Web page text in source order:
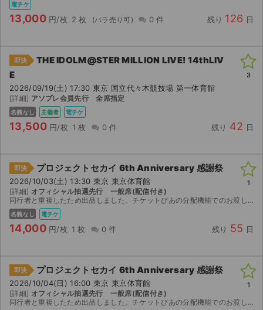
電チケ
13,000 円/枚 2 枚 0 件 残り 126 日
即決
THE IDOLM@STER MILLION LIVE! 14thLIV
E
2026/09/19(土) 17:30 東京 国立代々木競技場 第一体育館
[詳細] アソプレ会員先行 全席指定
名義なし 主催者 電チケ
13,500 円/枚 1 枚 0 件 残り 42 日
3
即決 プロジェクトセカイ 6th Anniversary 感謝祭
2026/10/03(土) 13:30 東京 東京体育館
[詳細] オフィシャル抽選先行 一般席(配信付き)
同行者と重複したため出品しました。チケットぴあの分配機能でのお渡しになるため、分配可能になり次第お渡します。座席位置については現時点不明です。配信付になります。
名義なし 電チケ
14,000 円/枚 1 枚 0 件 残り 55 日
1
即決 プロジェクトセカイ 6th Anniversary 感謝祭
2026/10/04(日) 16:00 東京 東京体育館
[詳細] オフィシャル抽選先行 一般席(配信付き)
同行者と重複したため出品しました。チケットぴあの分配機能でのお渡しになるため、分配可能になり次第お渡します。座席位置については現時点不明です。配信付になります。
1